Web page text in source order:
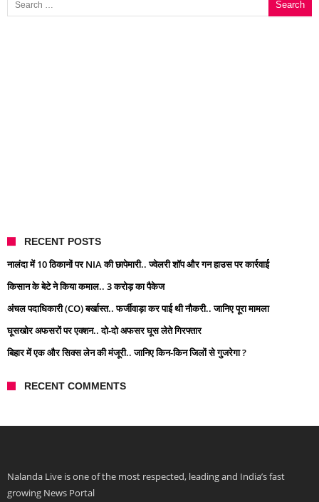
RECENT POSTS
नालंदा में 10 ठिकानों पर NIA की छापेमारी.. ज्वेलरी शॉप और गन हाउस पर कार्रवाई
किसान के बेटे ने किया कमाल.. 3 करोड़ का पैकेज
अंचल पदाधिकारी (CO) बर्खास्त.. फर्जीवाड़ा कर पाई थी नौकरी.. जानिए पूरा मामला
घूसखोर अफसरों पर एक्शन.. दो-दो अफसर घूस लेते गिरफ्तार
बिहार में एक और सिक्स लेन की मंजूरी.. जानिए किन-किन जिलों से गुजरेगा ?
RECENT COMMENTS
Nalanda Live is one of the most respected, leading and India’s fast
growing News Portal